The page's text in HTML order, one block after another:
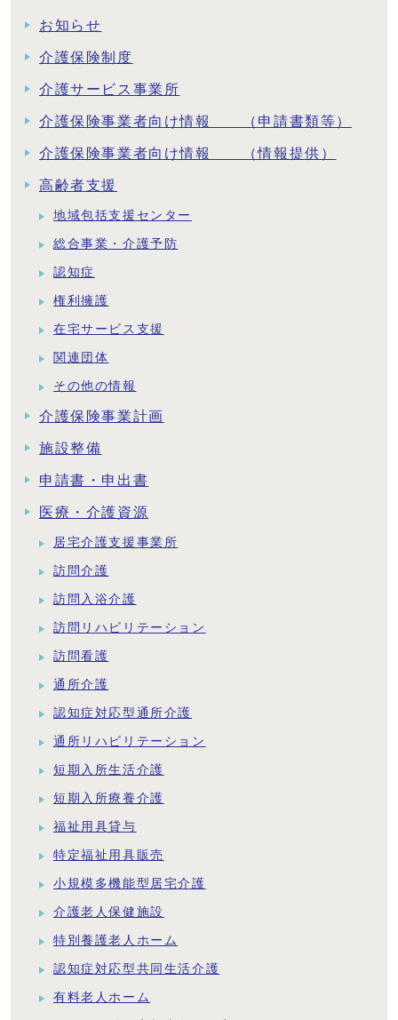
お知らせ
介護保険制度
介護サービス事業所
介護保険事業者向け情報 （申請書類等）
介護保険事業者向け情報 （情報提供）
高齢者支援
地域包括支援センター
総合事業・介護予防
認知症
権利擁護
在宅サービス支援
関連団体
その他の情報
介護保険事業計画
施設整備
申請書・申出書
医療・介護資源
居宅介護支援事業所
訪問介護
訪問入浴介護
訪問リハビリテーション
訪問看護
通所介護
認知症対応型通所介護
通所リハビリテーション
短期入所生活介護
短期入所療養介護
福祉用具貸与
特定福祉用具販売
小規模多機能型居宅介護
介護老人保健施設
特別養護老人ホーム
認知症対応型共同生活介護
有料老人ホーム